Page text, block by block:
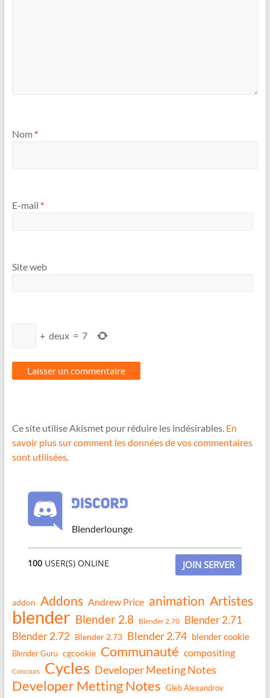
Nom *
E-mail *
Site web
+ deux = 7
Ce site utilise Akismet pour réduire les indésirables. En
savoir plus sur comment les données de vos commentaires
sont utilisées.
Blenderlounge
100 USER(S) ONLINE JOIN SERVER
addon Addons Andrew Price animation Artistes
blender Blender 2.8 Blender 2.70
Blender 2.71
Blender 2.72 Blender 2.73 Blender 2.74 blender cookie
Blender Guru cgcookie Communauté compositing
Concours Cycles Developer Meeting Notes
Developer Metting Notes Gleb Alexandrov